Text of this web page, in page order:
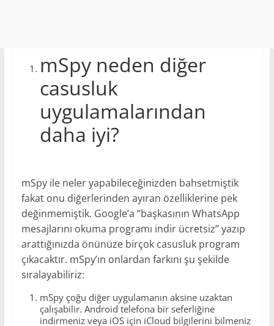
mSpy neden diğer
casusluk
uygulamalarından
daha iyi?
mSpy ile neler yapabileceğinizden bahsetmiştik
fakat onu diğerlerinden ayıran özelliklerine pek
değinmemiştik. Google’a ‘’başkasının WhatsApp
mesajlarını okuma programı indir ücretsiz’’ yazıp
arattığınızda önünüze birçok casusluk program
çıkacaktır. mSpy’ın onlardan farkını şu şekilde
sıralayabiliriz:
mSpy çoğu diğer uygulamanın aksine uzaktan
çalışabilir. Android telefona bir seferliğine
indirmeniz veya iOS için iCloud bilgilerini bilmeniz